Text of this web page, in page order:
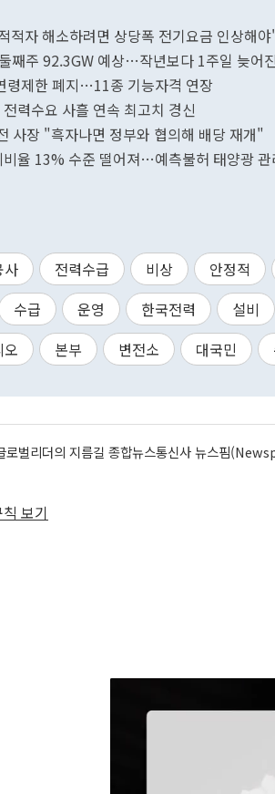
적자 해소하려면 상당폭 전기요금 인상해
째주 92.3GW 예상…작년보다 1주일 늦어
령제한 폐지…11종 기능자격 연장
력수요 사흘 연속 최고치 경신
사장 "흑자나면 정부와 협의해 배당 재개"
비율 13% 수준 떨어져…예측불허 태양광
사 전력수급 비상 안정적
수급 운영 한국전력 설비
오 본부 변전소 대국민
로벌리더의 지름길 종합뉴스통신사 뉴스핌
보기